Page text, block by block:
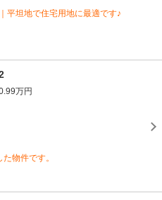
平坦地で住宅用地に最適です♪
万円
物件です。